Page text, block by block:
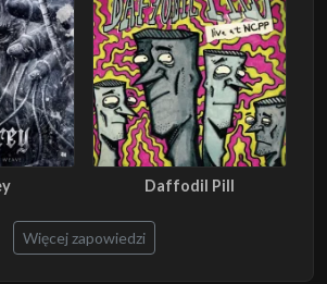
Daffodil Pill
Więcej zapowiedzi